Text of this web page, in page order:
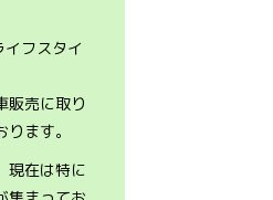
フスタイ
販売に取り
ます。
現在は特に